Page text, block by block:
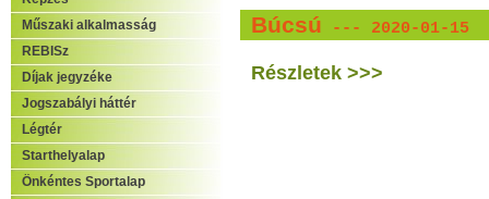
Műszaki alkalmasság
REBISz
Díjak jegyzéke
Jogszabályi háttér
Légtér
Starthelyalap
Önkéntes Sportalap
Búcsú --- 2020-01-15
Részletek >>>